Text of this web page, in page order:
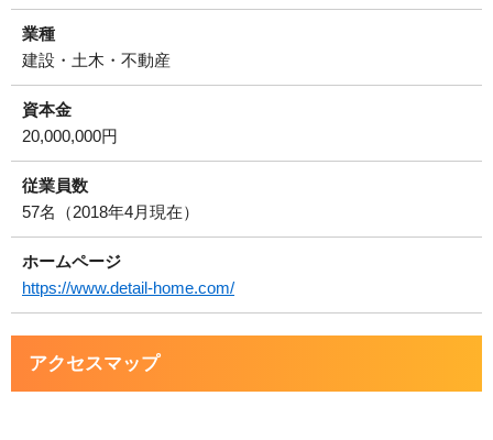
業種
建設・土木・不動産
資本金
20,000,000円
従業員数
57名（2018年4月現在）
ホームページ
https://www.detail-home.com/
アクセスマップ